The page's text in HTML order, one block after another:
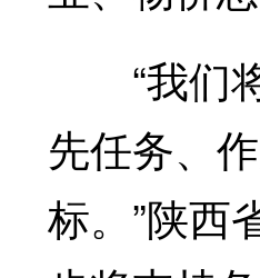
“我们将
先任务、
标。”陕西